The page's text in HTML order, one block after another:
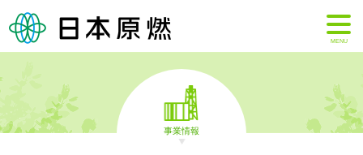
MENU
事業情報